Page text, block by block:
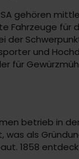
gehören
Fahrzeuge für
der
und
für
betrieb in
was als
1858